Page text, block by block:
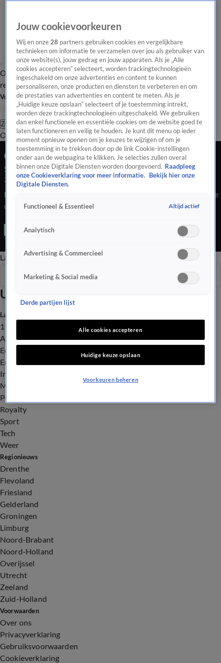
Overzicht Laatste nieuws Regionieuws Het beste van Hart
Tip de
redactie
Volg Hart van Nederland
Zoeken
OverzichtRegioUitzendingenWeerTip de redactiePanelVideo's
Ochtend Editie
Seizoen 2026, aflevering 319
21 jan, 07:00
Bekijk aflevering 319 van Hart van Nederland - Ochtend Editie
uit seizoen 2026 hier. Deze aflevering is uitgezonden op 21
Editie is een Nieuws programma
Late EditieOchtend EditieVroege Editie
Uitzendingen
Seizoen 2026
Laatste nieuws
112
Advies & Tips
Economie
Entertainment
Infrastructuur
Milieu en Gezondheid
Politiek
Royalty
Sport
Tech
Weer
Regionieuws
Drenthe
Flevoland
Friesland
Gelderland
Groningen
Limburg
Noord-Brabant
Noord-Holland
Overijssel
Utrecht
Zeeland
Zuid-Holland
Voorwaarden
Over ons
Privacyverklaring
Gebruiksvoorwaarden
Cookieverklaring
Jouw cookievoorkeuren
Wij en onze28 partners gebruiken cookies en vergelijkbare
technieken om informatie te verzamelen over jou als gebruiker van
onze website(s), jouw gedrag en jouw apparaten. Als je „Alle
cookies accepteren” selecteert, worden trackingtechnologieën
ingeschakeld om onze advertenties en content te kunnen
personaliseren, onze producten en diensten te verbeteren en om
de prestaties van advertenties en content te meten. Als je
„Huidige keuze opslaan” selecteert of je toestemming intrekt,
worden deze trackingtechnologieën uitgeschakeld. We gebruiken
dan enkel functionele en essentiële cookies om de website goed te
laten functioneren en veilig te houden. Je kunt dit menu op ieder
moment opnieuw openen om je keuzes te wijzigen of om je
toestemming in te trekken door op de link Cookie-instellingen
onder aan de webpagina te klikken. Je selecties zullen overal
binnen onze Digitale Diensten worden doorgevoerd. Raadpleeg
onze Cookieverklaring voor meer informatie.
Bekijk hier onze
Digitale Diensten.
Functioneel & Essentieel Altijd actief
Analytisch
Advertising & Commercieel
Marketing & Social media
Derde partijen lijst
Alle cookies accepteren
Huidige keuze opslaan
Voorkeuren beheren